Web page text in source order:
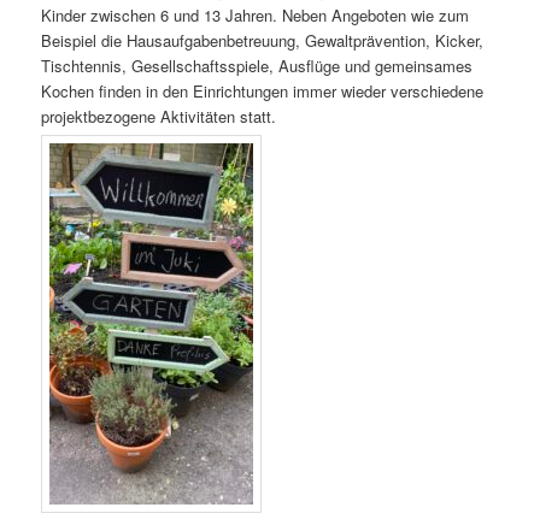
Kinder zwischen 6 und 13 Jahren. Neben Angeboten wie zum
Beispiel die Hausaufgabenbetreuung, Gewaltprävention, Kicker,
Tischtennis, Gesellschaftsspiele, Ausflüge und gemeinsames
Kochen finden in den Einrichtungen immer wieder verschiedene
projektbezogene Aktivitäten statt.